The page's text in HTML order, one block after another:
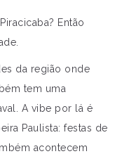
Então
da região onde
tem uma
A vibe por lá é
Paulista: festas de
acontecem